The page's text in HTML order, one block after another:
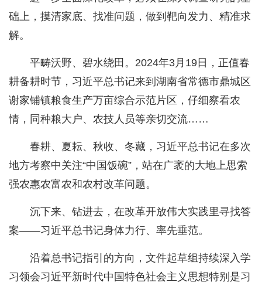
础上，摸清家底、找准问题，做到靶向发力、精准求
解。
平畴沃野、碧水绕田。2024年3月19日，正值春
耕备耕时节，习近平总书记来到湖南省常德市鼎城区
谢家铺镇粮食生产万亩综合示范片区，仔细察看农
情，同种粮大户、农技人员等亲切交流……
春耕、夏耘、秋收、冬藏，习近平总书记在多次
地方考察中关注“中国饭碗”，站在广袤的大地上思索
强农惠农富农和农村改革问题。
沉下来、钻进去，在改革开放伟大实践里寻找答
案——习近平总书记身体力行、率先垂范。
沿着总书记指引的方向，文件起草组持续深入学
习领会习近平新时代中国特色社会主义思想特别是习